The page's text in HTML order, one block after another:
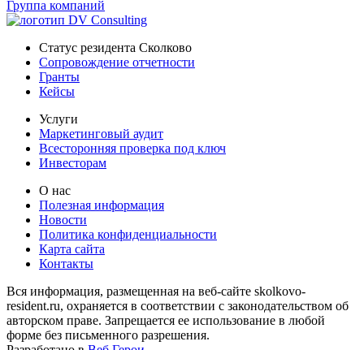
Группа компаний
Статус резидента Сколково
Сопровождение отчетности
Гранты
Кейсы
Услуги
Маркетинговый аудит
Всесторонняя проверка под ключ
Инвесторам
О нас
Полезная информация
Новости
Политика конфиденциальности
Карта сайта
Контакты
Вся информация, размещенная на веб-сайте skolkovo-
resident.ru, охраняется в соответствии с законодательством об
авторском праве. Запрещается ее использование в любой
форме без письменного разрешения.